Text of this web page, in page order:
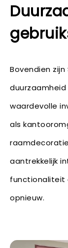
Bovendien
waardevolle
als
aantrekkelijk
functionaliteit
opnieuw.